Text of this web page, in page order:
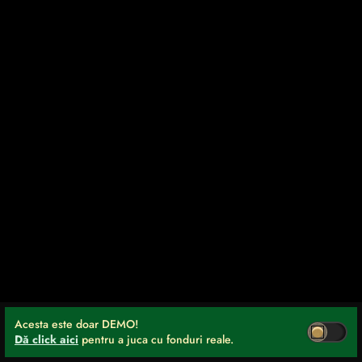
Acesta este doar DEMO!
Dă click aici pentru a juca cu fonduri reale.